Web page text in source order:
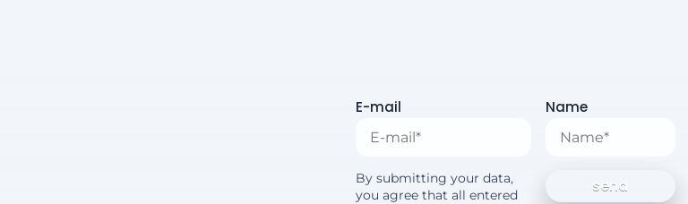
E-mail Name
By submitting your data,
you agree that all entered